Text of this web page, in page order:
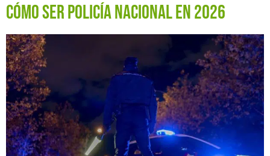
Cómo ser Policía Nacional en 2026